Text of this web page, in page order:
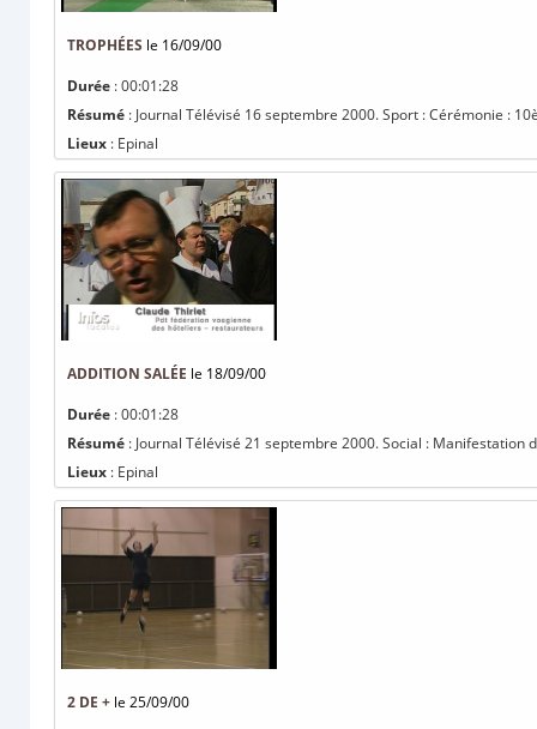
TROPHÉES le 16/09/00
Durée : 00:01:28
Résumé : Journal Télévisé 16 septembre 2000. Sport : Cérémonie :
Lieux : Epinal
ADDITION SALÉE le 18/09/00
Durée : 00:01:28
Résumé : Journal Télévisé 21 septembre 2000. Social : Manifestation
Lieux : Epinal
2 DE + le 25/09/00